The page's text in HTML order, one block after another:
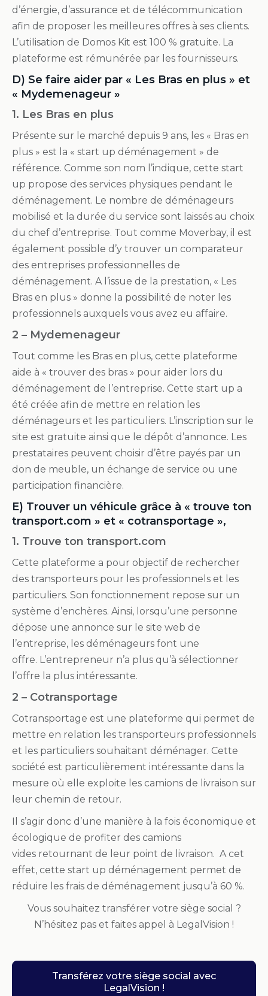
d’énergie, d’assurance et de télécommunication
afin de proposer les meilleures offres à ses clients.
L’utilisation de Domos Kit est 100 % gratuite. La
plateforme est rémunérée par les fournisseurs.
D) Se faire aider par « Les Bras en plus » et
« Mydemenageur »
1. Les Bras en plus
Présente sur le marché depuis 9 ans, les « Bras en
plus » est la « start up déménagement » de
référence. Comme son nom l’indique, cette start
up propose des services physiques pendant le
déménagement. Le nombre de déménageurs
mobilisé et la durée du service sont laissés au choix
du chef d’entreprise. Tout comme Moverbay, il est
également possible d’y trouver un comparateur
des entreprises professionnelles de
déménagement. A l’issue de la prestation, « Les
Bras en plus » donne la possibilité de noter les
professionnels auxquels vous avez eu affaire.
2 – Mydemenageur
Tout comme les Bras en plus, cette plateforme
aide à « trouver des bras » pour aider lors du
déménagement de l’entreprise. Cette start up a
été créée afin de mettre en relation les
déménageurs et les particuliers. L’inscription sur le
site est gratuite ainsi que le dépôt d’annonce. Les
prestataires peuvent choisir d’être payés par un
don de meuble, un échange de service ou une
participation financière.
E) Trouver un véhicule grâce à « trouve ton
transport.com » et « cotransportage »,
1. Trouve ton transport.com
Cette plateforme a pour objectif de rechercher
des transporteurs pour les professionnels et les
particuliers. Son fonctionnement repose sur un
système d’enchères. Ainsi, lorsqu’une personne
dépose une annonce sur le site web de
l’entreprise, les déménageurs font une
offre. L’entrepreneur n’a plus qu’à sélectionner
l’offre la plus intéressante.
2 – Cotransportage
Cotransportage est une plateforme qui permet de
mettre en relation les transporteurs professionnels
et les particuliers souhaitant déménager. Cette
société est particulièrement intéressante dans la
mesure où elle exploite les camions de livraison sur
leur chemin de retour.
Il s’agir donc d’une manière à la fois économique et
écologique de profiter des camions
vides retournant de leur point de livraison. A cet
effet, cette start up déménagement permet de
réduire les frais de déménagement jusqu’à 60 %.
Vous souhaitez transférer votre siège social ?
N’hésitez pas et faites appel à LegalVision !
Transférez votre siège social avec
LegalVision !